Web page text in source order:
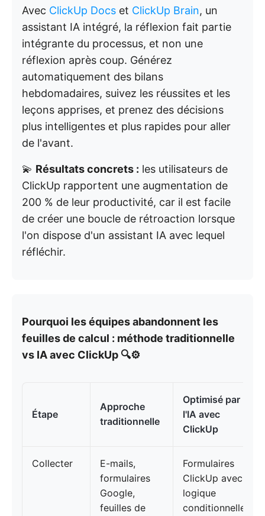
Avec ClickUp Docs et ClickUp Brain, un
assistant IA intégré, la réflexion fait partie
intégrante du processus, et non une
réflexion après coup. Générez
automatiquement des bilans
hebdomadaires, suivez les réussites et les
leçons apprises, et prenez des décisions
plus intelligentes et plus rapides pour aller
de l'avant.
💫 Résultats concrets : les utilisateurs de
ClickUp rapportent une augmentation de
200 % de leur productivité, car il est facile
de créer une boucle de rétroaction lorsque
l'on dispose d'un assistant IA avec lequel
réfléchir.
Pourquoi les équipes abandonnent les
feuilles de calcul : méthode traditionnelle
vs IA avec ClickUp 🔍⚙️
Étape
Approche
traditionnelle
Optimisé par
l'IA avec
ClickUp
Collecter
E-mails,
formulaires
Google,
feuilles de
Formulaires
ClickUp avec
logique
conditionnelle